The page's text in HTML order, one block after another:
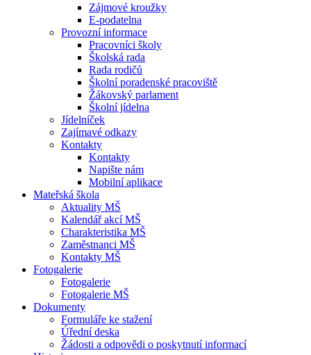
Zájmové kroužky
E-podatelna
Provozní informace
Pracovníci školy
Školská rada
Rada rodičů
Školní poradenské pracoviště
Žákovský parlament
Školní jídelna
Jídelníček
Zajímavé odkazy
Kontakty
Kontakty
Napište nám
Mobilní aplikace
Mateřská škola
Aktuality MŠ
Kalendář akcí MŠ
Charakteristika MŠ
Zaměstnanci MŠ
Kontakty MŠ
Fotogalerie
Fotogalerie
Fotogalerie MŠ
Dokumenty
Formuláře ke stažení
Úřední deska
Žádosti a odpovědi o poskytnutí informací